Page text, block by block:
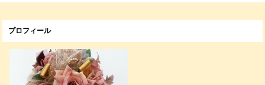
プロフィール